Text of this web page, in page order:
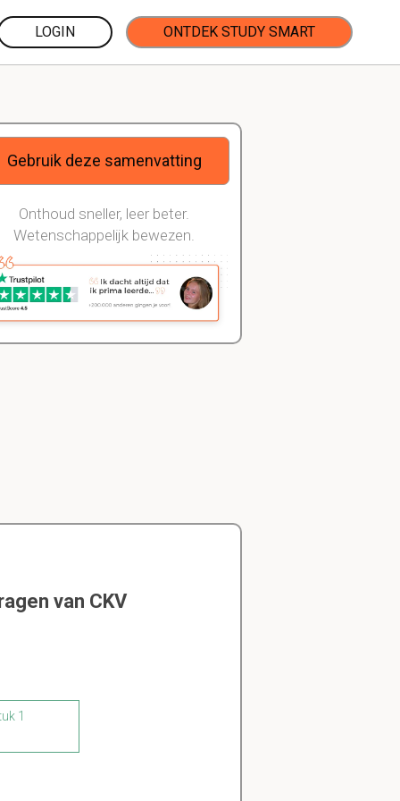
LOGIN ONTDEK STUDY SMART
Gebruik deze samenvatting
Onthoud sneller, leer beter.
Wetenschappelijk bewezen.
van CKV
1